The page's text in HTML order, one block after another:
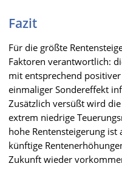
Fazit
Für die größte
Faktoren verantwortlich:
mit entsprechend
einmaliger Sondereffekt
Zusätzlich versüßt wird
extrem niedrige
hohe Rentensteigerung
künftige
Zukunft wieder